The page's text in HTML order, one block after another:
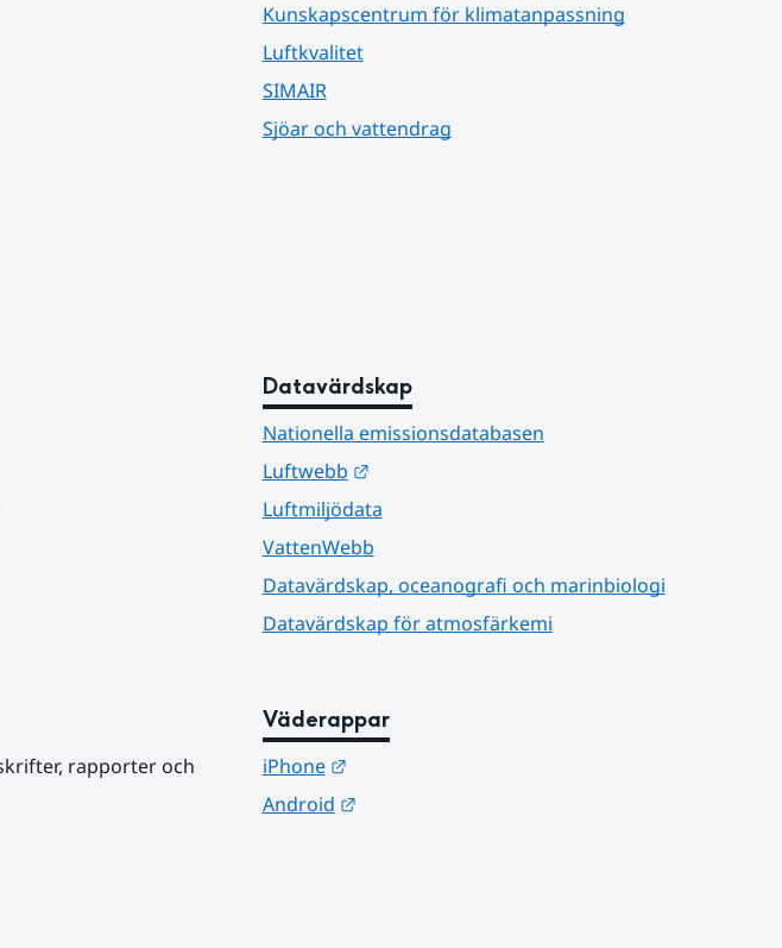
Kunskapscentrum för klimatanpassning
Luftkvalitet
SIMAIR
Sjöar och vattendrag
Datavärdskap
Nationella emissionsdatabasen
Luftwebb
Länk till annan webbplats.
Luftmiljödata
VattenWebb
Datavärdskap, oceanografi och marinbiologi
Datavärdskap för atmosfärkemi
rapporter och
Väderappar
iPhone
Länk till annan webbplats.
Android
Länk till annan webbplats.